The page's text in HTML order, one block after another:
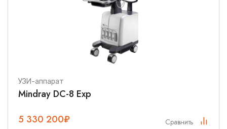
УЗИ-аппарат
Mindray DC-8 Exp
5 330 200₽ Сравнить